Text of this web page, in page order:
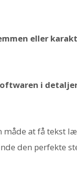
eller
i
måde at få tekst
den perfekte